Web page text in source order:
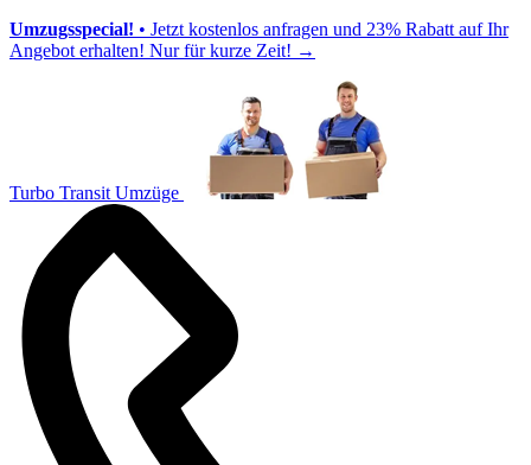
Umzugsspecial! • Jetzt kostenlos anfragen und 23% Rabatt auf Ihr
Angebot erhalten! Nur für kurze Zeit! →
Turbo Transit Umzüge